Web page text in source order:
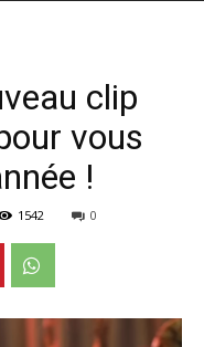
clip
vous
!
1542 0